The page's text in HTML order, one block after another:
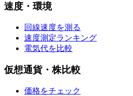
速度・環境
回線速度を測る
速度測定ランキング
電気代を比較
仮想通貨・株比較
価格をチェック